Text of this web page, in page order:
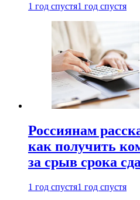
1 год спустя1 год спустя
Россиянам
как получить
за срыв срока
1 год спустя1 год спустя